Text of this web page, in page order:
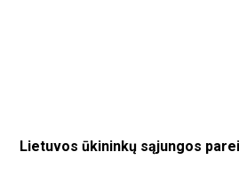
Lietuvos ūkininkų sąjungos